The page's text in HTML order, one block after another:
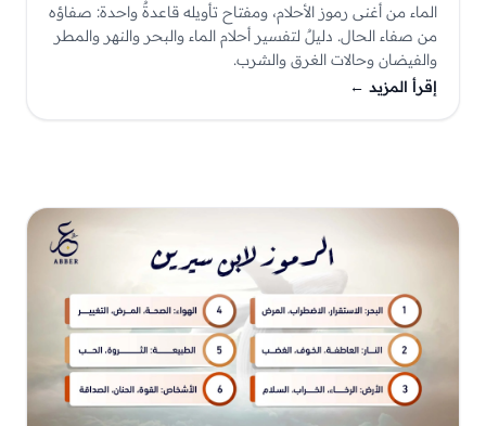
الماء من أغنى رموز الأحلام، ومفتاح تأويله قاعدةٌ واحدة: صفاؤه
من صفاء الحال. دليلٌ لتفسير أحلام الماء والبحر والنهر والمطر
والفيضان وحالات الغرق والشرب.
إقرأ المزيد ←